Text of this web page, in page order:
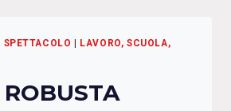
SPETTACOLO
LAVORO, SCUOLA,